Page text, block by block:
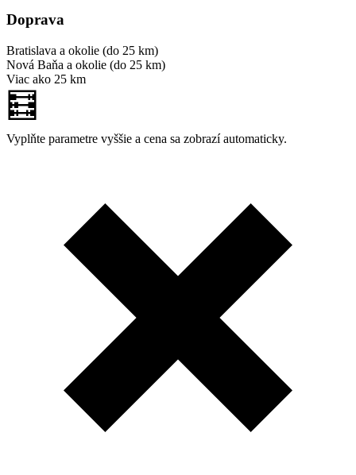
Doprava
Bratislava a okolie (do 25 km)
Nová Baňa a okolie (do 25 km)
Viac ako 25 km
🧮
Vyplňte parametre vyššie a cena sa zobrazí automaticky.